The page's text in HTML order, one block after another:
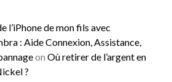
l’iPhone de mon fils avec
: Aide Connexion, Assistance,
on Où retirer de l’argent en
?